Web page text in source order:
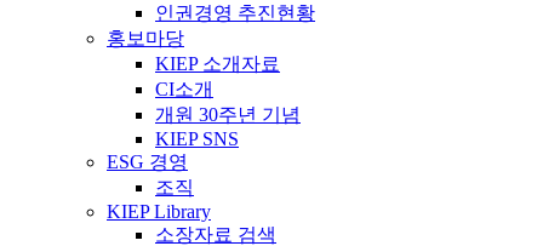
인권경영 추진현황
홍보마당
KIEP 소개자료
CI소개
개원 30주년 기념
KIEP SNS
ESG 경영
조직
KIEP Library
소장자료 검색